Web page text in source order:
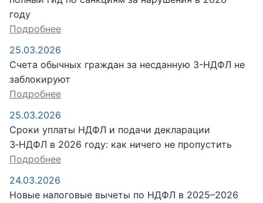
году
Подробнее
25.03.2026
Счета обычных граждан за несданную 3-НДФЛ не
заблокируют
Подробнее
25.03.2026
Сроки уплаты НДФЛ и подачи декларации
3‑НДФЛ в 2026 году: как ничего не пропустить
Подробнее
24.03.2026
Новые налоговые вычеты по НДФЛ в 2025–2026